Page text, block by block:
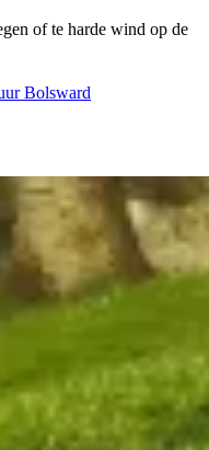
of te harde wind op de
Bolsward